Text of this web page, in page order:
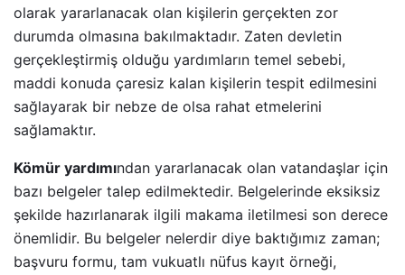
olarak yararlanacak olan kişilerin gerçekten zor
durumda olmasına bakılmaktadır. Zaten devletin
gerçekleştirmiş olduğu yardımların temel sebebi,
maddi konuda çaresiz kalan kişilerin tespit edilmesini
sağlayarak bir nebze de olsa rahat etmelerini
sağlamaktır.
Kömür yardımından yararlanacak olan vatandaşlar için
bazı belgeler talep edilmektedir. Belgelerinde eksiksiz
şekilde hazırlanarak ilgili makama iletilmesi son derece
önemlidir. Bu belgeler nelerdir diye baktığımız zaman;
başvuru formu, tam vukuatlı nüfus kayıt örneği,